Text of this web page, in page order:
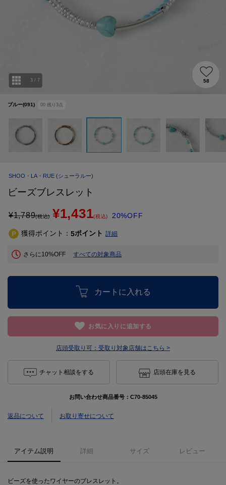
ブルー(091) 00 残り 3点
3 / 7 58
SHOO・LA・RUE (シューラルー)
ビーズブレスレット
¥1,789(税込) ¥1,431(税込) 20%OFF
獲得ポイント： 5ポイント 詳細
さらに10%OFF すべての対象商品
カートに入れる
お気に入りに追加する
店頭受取り可： 受取り対象店舗はこちら >
チャット相談をする 店頭在庫を見る
お問い合わせ商品番号： C70-85045
返品について お取り寄せについて
アイテム説明 詳細 サイズ レビュー
ビーズを使ったワイヤーのブレスレット。